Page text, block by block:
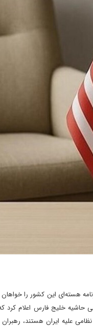
برنامه هسته‌ای این کشور را
حاشیه خلیج فارس اعلام کرد
علیه ایران هستند،